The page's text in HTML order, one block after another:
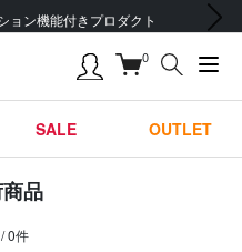
ョン機能付きプロダクト
次の画像
0
SALE OUTLET
品
0件